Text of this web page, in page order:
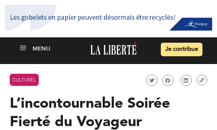
Je contribue
CULTUREL
L’incontournable Soirée
Fierté du Voyageur